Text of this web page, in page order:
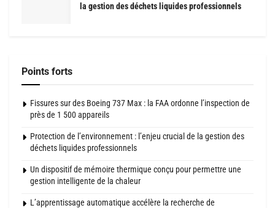
la gestion des déchets liquides professionnels
Points forts
Fissures sur des Boeing 737 Max : la FAA ordonne l’inspection de
près de 1 500 appareils
Protection de l’environnement : l’enjeu crucial de la gestion des
déchets liquides professionnels
Un dispositif de mémoire thermique conçu pour permettre une
gestion intelligente de la chaleur
L’apprentissage automatique accélère la recherche de